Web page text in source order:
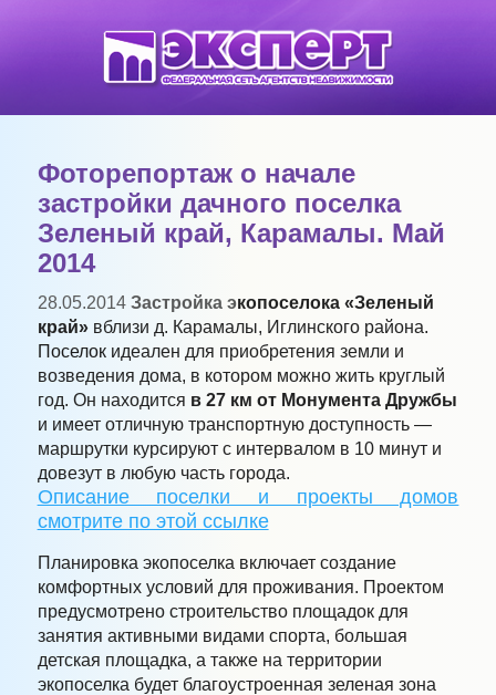
Фоторепортаж о начале
застройки дачного поселка
Зеленый край, Карамалы. Май
2014
28.05.2014 Застройка экопоселока «Зеленый
край» вблизи д. Карамалы, Иглинского района.
Поселокидеален для приобретения земли и
возведения дома, в котором можно жить круглый
год. Он находится в 27 км от Монумента Дружбы
и имеет отличную транспортную доступность —
маршрутки курсируют с интервалом в 10 минут и
довезут в любую часть города.
Описание поселки и проекты домов
смотрите по этой ссылке
Планировка экопоселка включает создание
комфортных условий для проживания. Проектом
предусмотрено строительство площадок для
занятия активными видами спорта, большая
детская площадка, а также на территории
экопоселка будет благоустроенная зеленая зона